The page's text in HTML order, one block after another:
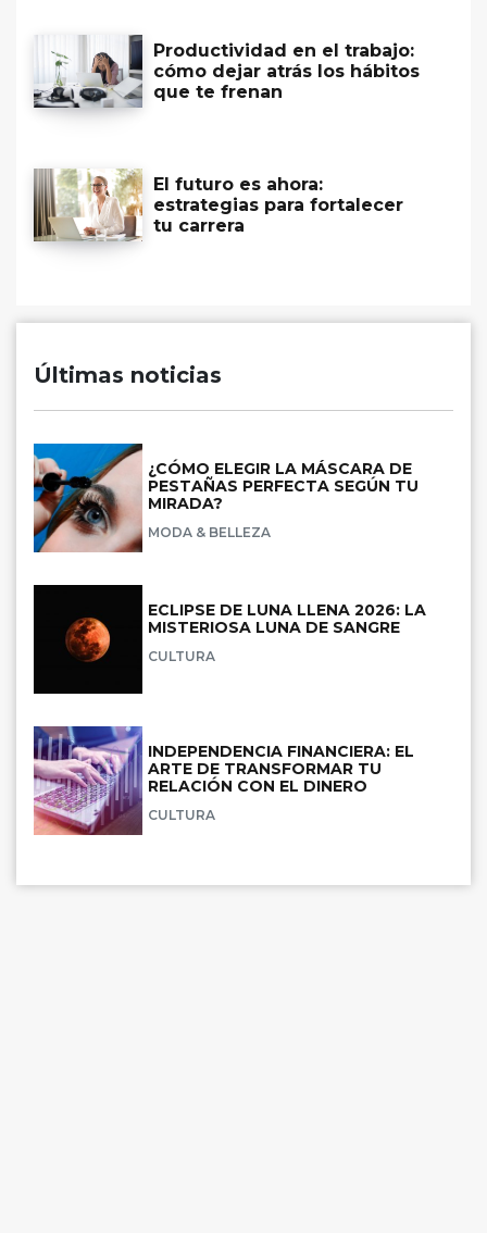
Productividad en el trabajo:
cómo dejar atrás los hábitos
que te frenan
El futuro es ahora:
estrategias para fortalecer
tu carrera
Últimas noticias
¿CÓMO ELEGIR LA MÁSCARA DE
PESTAÑAS PERFECTA SEGÚN TU
MIRADA?
MODA & BELLEZA
ECLIPSE DE LUNA LLENA 2026: LA
MISTERIOSA LUNA DE SANGRE
CULTURA
INDEPENDENCIA FINANCIERA: EL
ARTE DE TRANSFORMAR TU
RELACIÓN CON EL DINERO
CULTURA